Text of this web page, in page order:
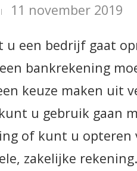
11 november 2019
u een bedrijf gaat
bankrekening
keuze maken uit
u gebruik gaan
of kunt u
zakelijke